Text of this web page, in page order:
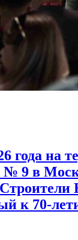
года на
№ 9 в
к 70-